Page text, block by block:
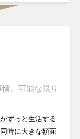
。可能な限り
ずっと生活する
時に大きな額面